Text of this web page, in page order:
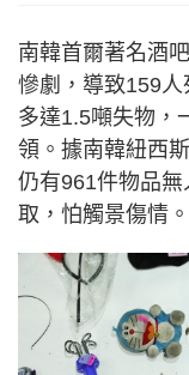
南韓首爾著名酒
慘劇，導致159人
多達1.5噸失物，
領。據南韓紐西
仍有961件物品
取，怕觸景傷情。